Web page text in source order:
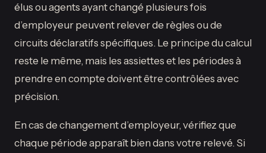
élus ou agents ayant changé plusieurs fois
d’employeur peuvent relever de règles ou de
circuits déclaratifs spécifiques. Le principe du calcul
reste le même, mais les assiettes et les périodes à
prendre en compte doivent être contrôlées avec
précision.
En cas de changement d’employeur, vérifiez que
chaque période apparaît bien dans votre relevé. Si